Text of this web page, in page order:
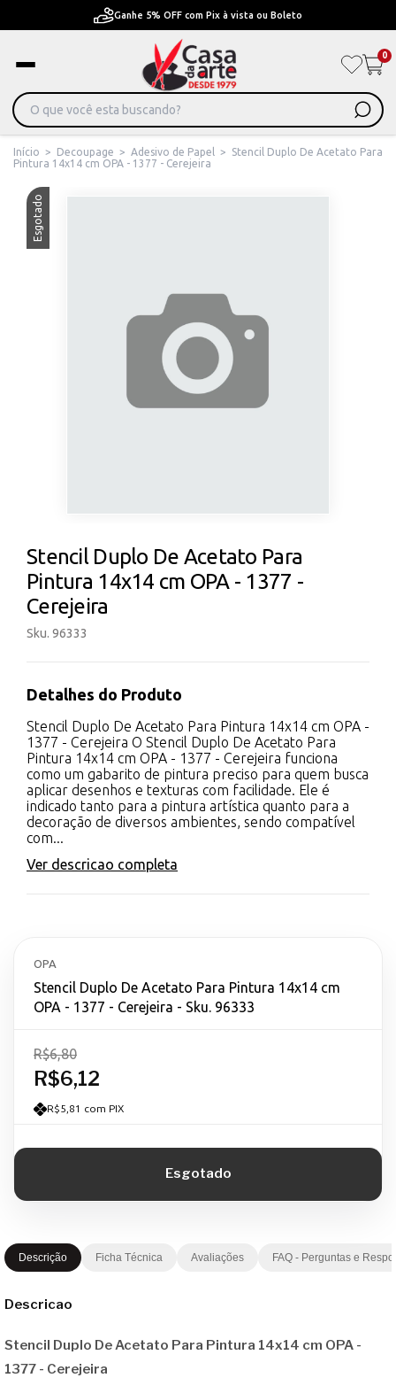
Ganhe 5% OFF com Pix à vista ou Boleto
0
Início > Decoupage > Adesivo de Papel >
Stencil Duplo De Acetato Para
Pintura 14x14 cm OPA - 1377 - Cerejeira
Esgotado
Stencil Duplo De Acetato Para
Pintura 14x14 cm OPA - 1377 -
Cerejeira
Sku. 96333
Detalhes do Produto
Stencil Duplo De Acetato Para Pintura 14x14 cm OPA -
1377 - Cerejeira O Stencil Duplo De Acetato Para
Pintura 14x14 cm OPA - 1377 - Cerejeira funciona
como um gabarito de pintura preciso para quem busca
aplicar desenhos e texturas com facilidade. Ele é
indicado tanto para a pintura artística quanto para a
decoração de diversos ambientes, sendo compatível
com...
Ver descricao completa
OPA
Stencil Duplo De Acetato Para Pintura 14x14 cm
OPA - 1377 - Cerejeira - Sku. 96333
R$6,12
R$6,80
R$5,81 com PIX
Descrição Ficha Técnica Avaliações FAQ - Perguntas e
Descricao
Stencil Duplo De Acetato Para Pintura 14x14 cm OPA -
1377 - Cerejeira